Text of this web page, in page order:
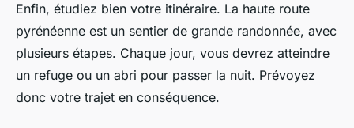
Enfin, étudiez bien votre itinéraire. La haute route
pyrénéenne est un sentier de grande randonnée, avec
plusieurs étapes. Chaque jour, vous devrez atteindre
un refuge ou un abri pour passer la nuit. Prévoyez
donc votre trajet en conséquence.